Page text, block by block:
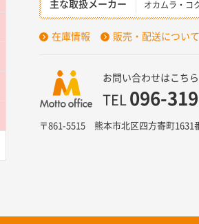
主な取扱メーカー オカムラ・コ
在庫情報 販売・配送について
お問い合わせはこちら
TEL 096-
〒861-5515 熊本市北区四方寄町1631